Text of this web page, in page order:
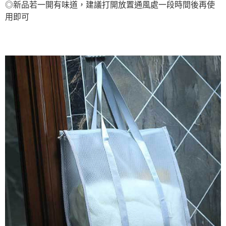
◎新品若一開有味道，建議打開放置通風處一段時間後再使
用即可